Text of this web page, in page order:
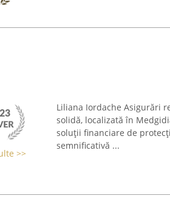
>>
Liliana Iordache Asigurări
solidă, localizată în
soluții financiare de
semnificativă ...